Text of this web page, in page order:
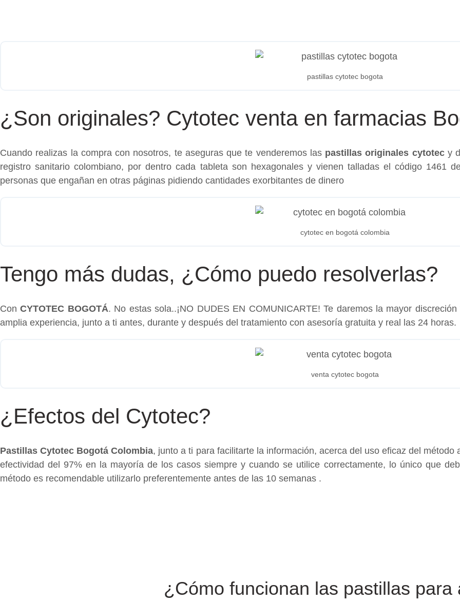
pastillas cytotec bogota
¿Son originales? Cytotec venta en farmacias
Cuando realizas la compra con nosotros, te aseguras que te venderemos las pastillas originales cytotecy
registro sanitario colombiano, por dentro cada tableta son hexagonales y vienen talladas el código 1461
personas que engañan en otras páginas pidiendo cantidades exorbitantes de dinero
cytotec en bogotá colombia
Tengo más dudas, ¿Cómo puedo resolverlas?
ConCYTOTEC BOGOTÁ. No estas sola..¡NO DUDES EN COMUNICARTE! Te daremos la mayor
amplia experiencia, junto a ti antes, durante y después del tratamiento con asesoría gratuita y real las 24 horas.
venta cytotec bogota
¿Efectos del Cytotec?
Pastillas Cytotec Bogotá Colombia, junto a ti para facilitarte la información, acerca del uso eficaz del método
efectividad del 97% en la mayoría de los casos siempre y cuando se utilice correctamente, lo único que
método es recomendable utilizarlo preferentemente antes de las 10 semanas .
¿Cómo funcionan las pastillas para